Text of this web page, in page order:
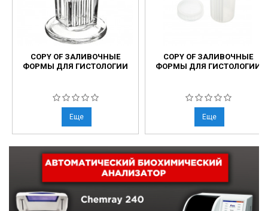
COPY OF ЗАЛИВОЧНЫЕ
ФОРМЫ ДЛЯ ГИСТОЛОГИИ
Еще
COPY OF ЗАЛИВОЧНЫЕ
ФОРМЫ ДЛЯ ГИСТОЛОГИИ
Еще